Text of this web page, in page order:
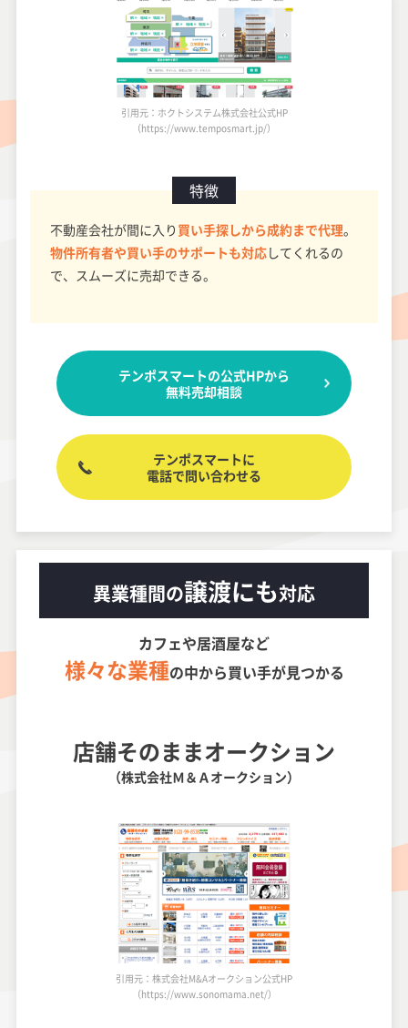
引用元：ホクトシステム株式会社公式HP
（https://www.temposmart.jp/）
特徴
不動産会社が間に入り 買い手探しから成約まで代理。
物件所有者や買い手のサポートも対応してくれるの
で、スムーズに売却できる。
テンポスマートの公式HPから
無料売却相談
テンポスマートに
電話で問い合わせる
異業種間の譲渡にも対応
カフェや居酒屋など
様々な業種の中から買い手が見つかる
店舗そのままオークション
（株式会社Ｍ＆Ａオークション）
引用元：株式会社M&Aオークション公式HP
（https://www.sonomama.net/）